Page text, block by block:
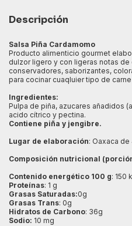
Descripción
Salsa Piña Cardamomo
Producto alimenticio gourmet
dulzor ligero y con ligeras notas
conservadores, saborizantes,
para cocinar cuaqluier tipo de
Ingredientes:
Pulpa de piña, azucares añadidos
acido cítrico y pectina.
Contiene piña y jengibre.
Lugar de elaboración: Oaxaca de
Composición nutricional
Contenido energético 100 g: 150
Proteínas: 1 g
Grasas Saturadas:0g
Grasas Trans: 0g
Hidratos de Carbono: 36g
Sodio: 10 mg